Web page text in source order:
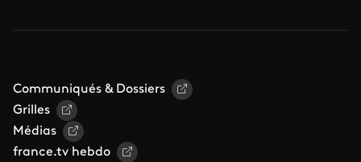
Communiqués & Dossiers
Grilles
Médias
france.tv hebdo